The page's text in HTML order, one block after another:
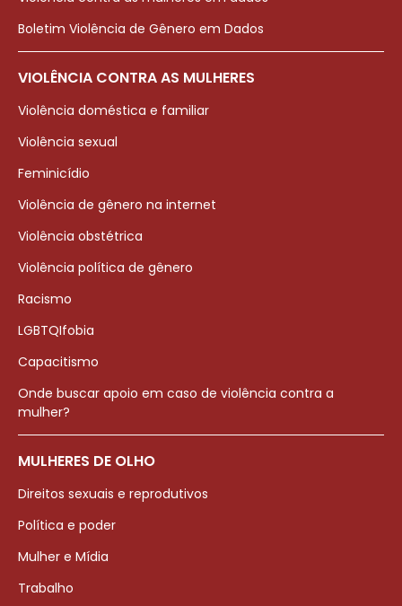
Boletim Violência de Gênero em Dados
VIOLÊNCIA CONTRA AS MULHERES
Violência doméstica e familiar
Violência sexual
Feminicídio
Violência de gênero na internet
Violência obstétrica
Violência política de gênero
Racismo
LGBTQIfobia
Capacitismo
Onde buscar apoio em caso de violência contra a
mulher?
MULHERES DE OLHO
Direitos sexuais e reprodutivos
Política e poder
Mulher e Mídia
Trabalho